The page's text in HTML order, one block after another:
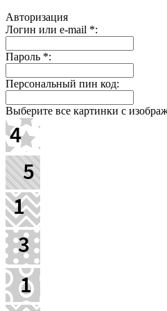
Авторизация
Логин или e-mail *:
Пароль *:
Персональный пин код:
Выберите все картинки с